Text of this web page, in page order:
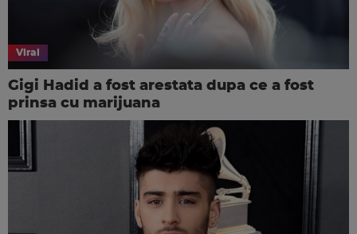
Viral
Gigi Hadid a fost arestata dupa ce a fost
prinsa cu marijuana